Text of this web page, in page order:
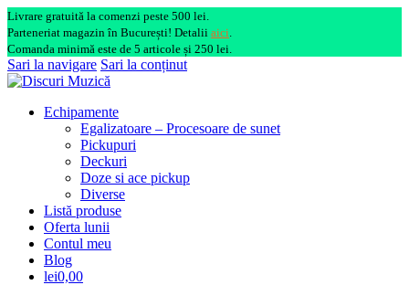
Livrare gratuită la comenzi peste 500 lei.
Parteneriat magazin în București! Detalii aici.
Comanda minimă este de 5 articole și 250 lei.
Sari la navigare Sari la conținut
Echipamente
Egalizatoare – Procesoare de sunet
Pickupuri
Deckuri
Doze si ace pickup
Diverse
Listă produse
Oferta lunii
Contul meu
Blog
lei0,00